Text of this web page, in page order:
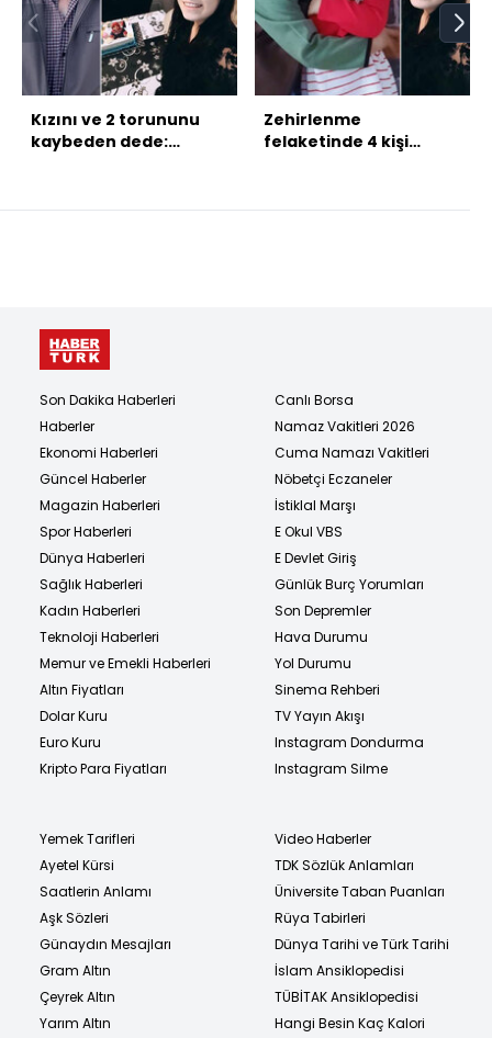
Kızını ve 2 torununu
kaybeden dede:
Zehirlenme
felaketinde 4 kişi
Son Dakika Haberleri
Haberler
Ekonomi Haberleri
Güncel Haberler
Magazin Haberleri
Spor Haberleri
Dünya Haberleri
Sağlık Haberleri
Kadın Haberleri
Teknoloji Haberleri
Memur ve Emekli Haberleri
Altın Fiyatları
Dolar Kuru
Euro Kuru
Kripto Para Fiyatları
Canlı Borsa
Namaz Vakitleri 2026
Cuma Namazı Vakitleri
Nöbetçi Eczaneler
İstiklal Marşı
E Okul VBS
E Devlet Giriş
Günlük Burç Yorumları
Son Depremler
Hava Durumu
Yol Durumu
Sinema Rehberi
TV Yayın Akışı
Instagram Dondurma
Instagram Silme
Yemek Tarifleri
Ayetel Kürsi
Saatlerin Anlamı
Aşk Sözleri
Günaydın Mesajları
Gram Altın
Çeyrek Altın
Yarım Altın
Video Haberler
TDK Sözlük Anlamları
Üniversite Taban Puanları
Rüya Tabirleri
Dünya Tarihi ve Türk Tarihi
İslam Ansiklopedisi
TÜBİTAK Ansiklopedisi
Hangi Besin Kaç Kalori